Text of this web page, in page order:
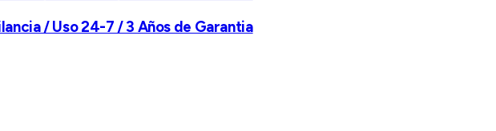
/ Uso 24-7 / 3 Años de Garantia